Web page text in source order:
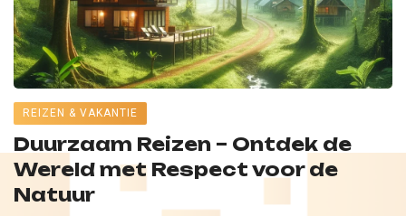
REIZEN & VAKANTIE
Duurzaam Reizen – Ontdek de
Wereld met Respect voor de
Natuur